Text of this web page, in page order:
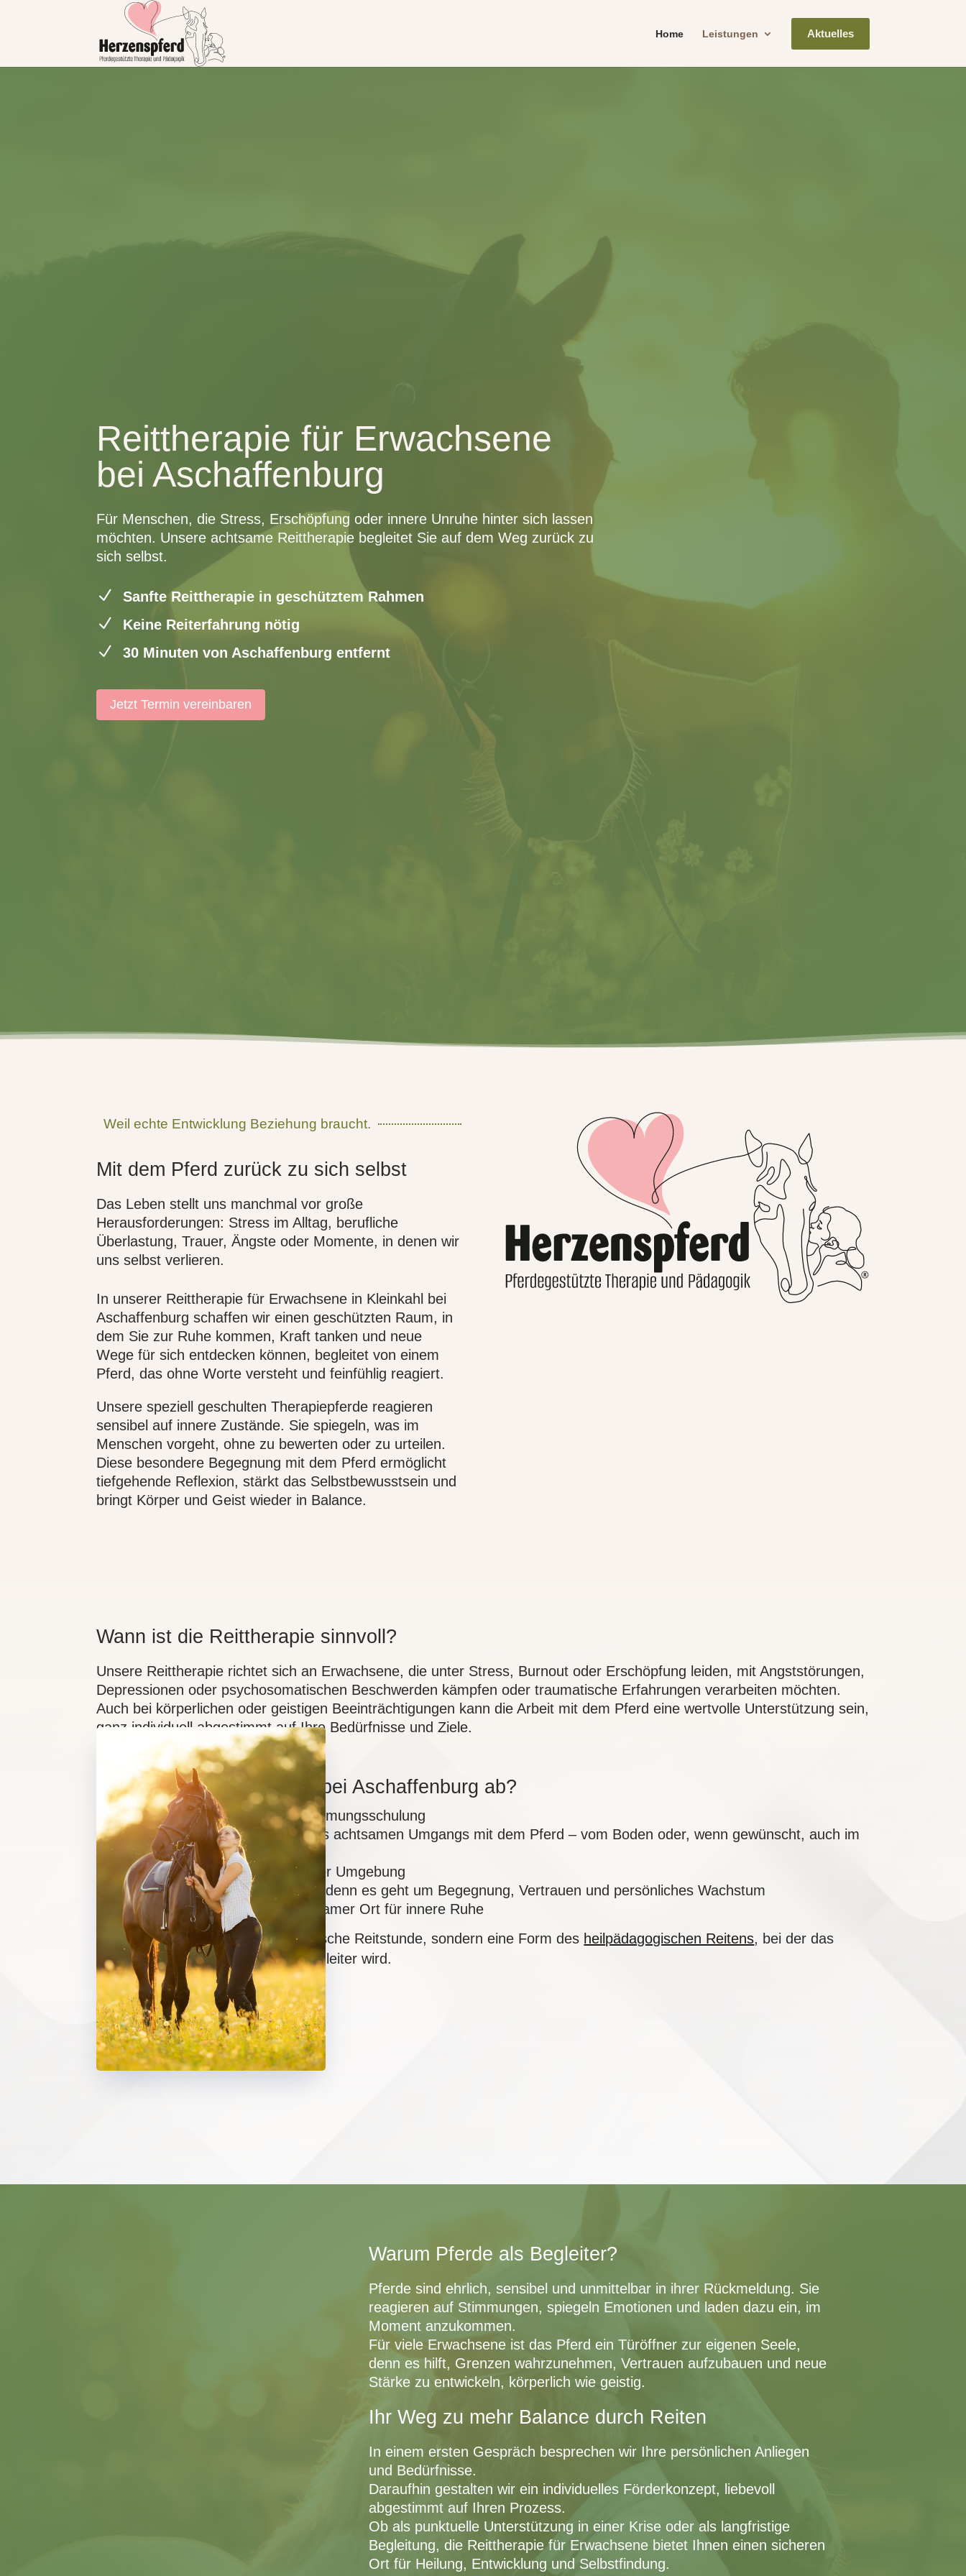
Home Leistungen Aktuelles
Reittherapie für Erwachsene
bei Aschaffenburg
Für Menschen, die Stress, Erschöpfung oder innere Unruhe hinter sich lassen
möchten. Unsere achtsame Reittherapie begleitet Sie auf dem Weg zurück zu
sich selbst.
N Sanfte Reittherapie in geschütztem Rahmen
N Keine Reiterfahrung nötig
N 30 Minuten von Aschaffenburg entfernt
Jetzt Termin vereinbaren
Weil echte Entwicklung Beziehung braucht.
Mit dem Pferd zurück zu sich selbst
Das Leben stellt uns manchmal vor große
Herausforderungen: Stress im Alltag, berufliche
Überlastung, Trauer, Ängste oder Momente, in denen wir
uns selbst verlieren.
In unserer Reittherapie für Erwachsene in Kleinkahl bei
Aschaffenburg schaffen wir einen geschützten Raum, in
dem Sie zur Ruhe kommen, Kraft tanken und neue
Wege für sich entdecken können, begleitet von einem
Pferd, das ohne Worte versteht und feinfühlig reagiert.
Unsere speziell geschulten Therapiepferde reagieren
sensibel auf innere Zustände. Sie spiegeln, was im
Menschen vorgeht, ohne zu bewerten oder zu urteilen.
Diese besondere Begegnung mit dem Pferd ermöglicht
tiefgehende Reflexion, stärkt das Selbstbewusstsein und
bringt Körper und Geist wieder in Balance.
Wann ist die Reittherapie sinnvoll?
Unsere Reittherapie richtet sich an Erwachsene, die unter Stress, Burnout oder Erschöpfung leiden, mit Angststörungen,
Depressionen oder psychosomatischen Beschwerden kämpfen oder traumatische Erfahrungen verarbeiten möchten.
Auch bei körperlichen oder geistigen Beeinträchtigungen kann die Arbeit mit dem Pferd eine wertvolle Unterstützung sein,
ganz individuell abgestimmt auf Ihre Bedürfnisse und Ziele.
Wie läuft die Reittherapie bei Aschaffenburg ab?
Sanfte Körperarbeit und Wahrnehmungsschulung
Aufbau einer Beziehung und eines achtsamen Umgangs mit dem Pferd – vom Boden oder, wenn gewünscht, auch im
Sitz auf dem Pferd
Achtsame Anleitung in geschützter Umgebung
Ein Umfeld ohne Leistungsdruck, denn es geht um Begegnung, Vertrauen und persönliches Wachstum
Die Natur des Spessarts als heilsamer Ort für innere Ruhe
Unsere Reittherapie ist keine klassische Reitstunde, sondern eine Form des heilpädagogischen Reitens, bei der das
Pferd zum Partner, Spiegel und Begleiter wird.
Jetzt Termin vereinbaren
Warum Pferde als Begleiter?
Pferde sind ehrlich, sensibel und unmittelbar in ihrer Rückmeldung. Sie
reagieren auf Stimmungen, spiegeln Emotionen und laden dazu ein, im
Moment anzukommen.
Für viele Erwachsene ist das Pferd ein Türöffner zur eigenen Seele,
denn es hilft, Grenzen wahrzunehmen, Vertrauen aufzubauen und neue
Stärke zu entwickeln, körperlich wie geistig.
Ihr Weg zu mehr Balance durch Reiten
In einem ersten Gespräch besprechen wir Ihre persönlichen Anliegen
und Bedürfnisse.
Daraufhin gestalten wir ein individuelles Förderkonzept, liebevoll
abgestimmt auf Ihren Prozess.
Ob als punktuelle Unterstützung in einer Krise oder als langfristige
Begleitung, die Reittherapie für Erwachsene bietet Ihnen einen sicheren
Ort für Heilung, Entwicklung und Selbstfindung.